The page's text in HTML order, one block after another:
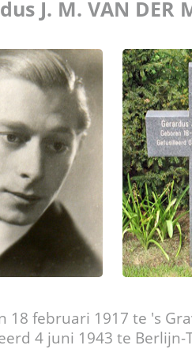
J. M. VAN DER
18 februari 1917 te 's
4 juni 1943 te Berlijn-